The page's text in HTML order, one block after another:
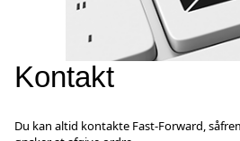
Kontakt
Du kan altid kontakte Fast-Forward,